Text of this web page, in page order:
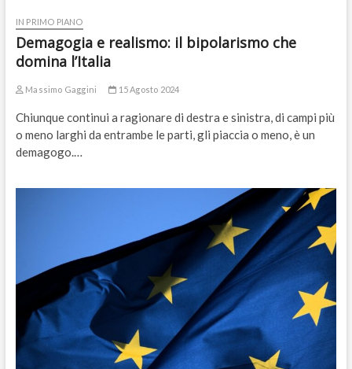
IN PRIMO PIANO
Demagogia e realismo: il bipolarismo che
domina l’Italia
Massimo Gaggini 15 Agosto 2024
Chiunque continui a ragionare di destra e sinistra, di campi più
o meno larghi da entrambe le parti, gli piaccia o meno, è un
demagogo.…